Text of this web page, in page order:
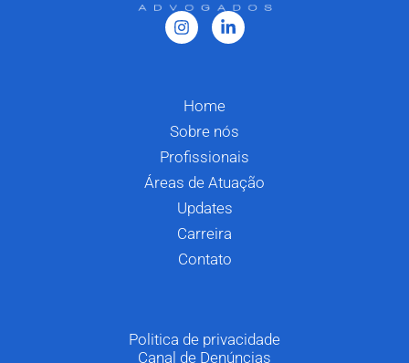
Home
Sobre nós
Profissionais
Áreas de Atuação
Updates
Carreira
Contato
Politica de privacidade
Canal de Denúncias